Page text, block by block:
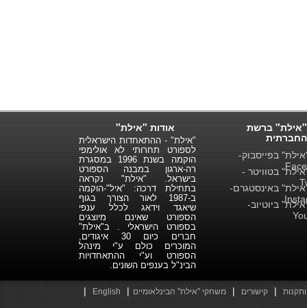
אודות "אילת"
"אילת" - ההתאחדות הישראלית
לספורט תחרותי לא אולימפי
הוקמה בשנת 1996 במסגרת
רה-ארגון במבנה הספורט
בישראל. "אילת" נקראה
בתחילת דרכה: "איל"-הוקמה
ב-1987 לאור הצורך בגוף
שיאגד וידאג לכלל ענפי
הספורט שאינם מיוצגים
בספורט הישראלי . ב"אילת"
חברים כיום 30 איגודים,
המוכרים כולם ע"י מינהל
הספורט וע"י ההתאחדויות
הבינ"ל בענפים השונים.
"אילת" ברשת
החברתית
בפייסבוק-
בטוויטר -
באינסטגרם-
ביוטיוב-
| קישורים | משחקי "אילת" הבינלאומיים |
English
|